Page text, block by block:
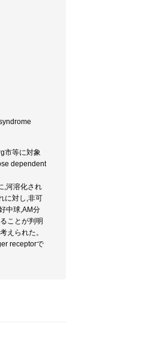
市等に対象
dependent
,河溶化され
に対し,非可
中球,AM分
ことが判明
えられた。
receptorで